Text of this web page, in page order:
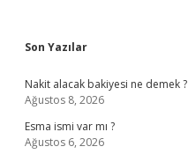
Sidebar
Son Yazılar
Nakit alacak bakiyesi ne demek ?
Ağustos 8, 2026
Esma ismi var mı ?
Ağustos 6, 2026